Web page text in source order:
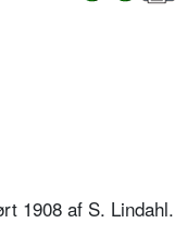
1908 af S. Lindahl.